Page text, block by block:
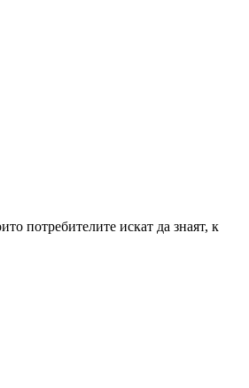
потребителите искат да знаят, к